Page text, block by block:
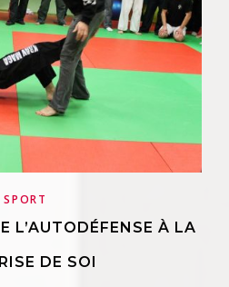
SPORT
L’AUTODÉFENSE À LA
DE SOI